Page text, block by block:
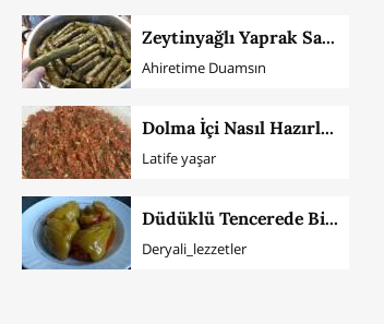
Zeytinyağlı Yaprak Sarma (Tüm Aşamaları İle)
Ahiretime Duamsın
Dolma İçi Nasıl Hazırlanır
Latife yaşar
Düdüklü Tencerede Biber Dolması
Deryali_lezzetler